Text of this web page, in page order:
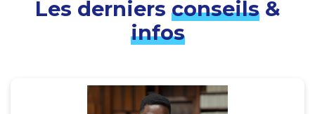
Les derniers conseils&
infos